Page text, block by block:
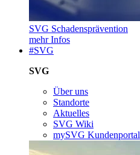
SVG Schadensprävention
mehr Infos
#SVG
SVG
Über uns
Standorte
Aktuelles
SVG Wiki
mySVG Kundenportal